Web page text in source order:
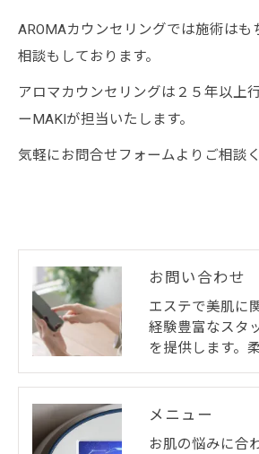
AROMAカウンセリングでは施術は
相談もしております。
アロマカウンセリングは２５年以上
ーMAKIが担当いたします。
気軽にお問合せフォームよりご相談
お問い合わせ
エステで美肌に
経験豊富なスタ
を提供します。
メニュー
お肌の悩みに合